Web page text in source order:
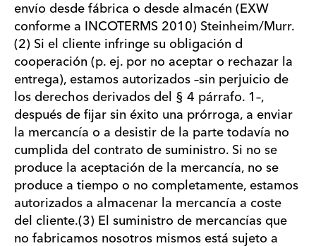
envío desde fábrica o desde almacén (EXW
conforme a INCOTERMS 2010) Steinheim/Murr.
(2) Si el cliente infringe su obligación d
cooperación (p. ej. por no aceptar o rechazar la
entrega), estamos autorizados –sin perjuicio de
los derechos derivados del § 4 párrafo. 1–,
después de fijar sin éxito una prórroga, a enviar
la mercancía o a desistir de la parte todavía no
cumplida del contrato de suministro. Si no se
produce la aceptación de la mercancía, no se
produce a tiempo o no completamente, estamos
autorizados a almacenar la mercancía a coste
del cliente.(3) El suministro de mercancías que
no fabricamos nosotros mismos está sujeto a